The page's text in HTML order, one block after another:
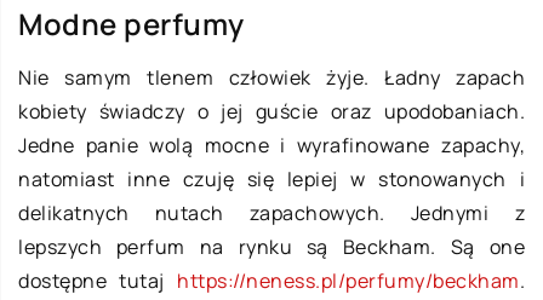
Modne perfumy
Nie samym tlenem człowiek żyje. Ładny zapach
kobiety świadczy o jej guście oraz upodobaniach.
Jedne panie wolą mocne i wyrafinowane zapachy,
natomiast inne czuję się lepiej w stonowanych i
delikatnych nutach zapachowych. Jednymi z
lepszych perfum na rynku są Beckham. Są one
dostępne tutaj https://neness.pl/perfumy/beckham.